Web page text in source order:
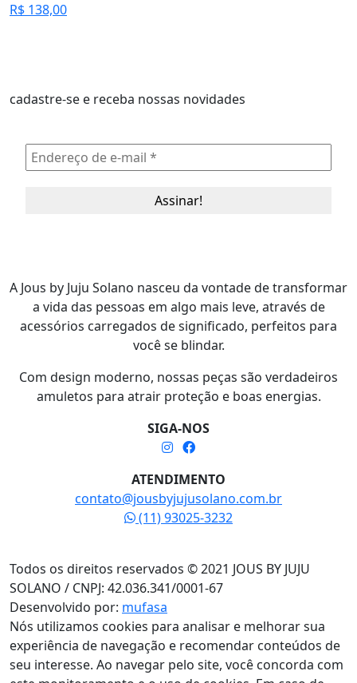
R$ 138,00
cadastre-se e receba nossas novidades
A Jous by Juju Solano nasceu da vontade de transformar
a vida das pessoas em algo mais leve, através de
acessórios carregados de significado, perfeitos para
você se blindar.
Com design moderno, nossas peças são verdadeiros
amuletos para atrair proteção e boas energias.
SIGA-NOS
ATENDIMENTO
contato@jousbyjujusolano.com.br
(11) 93025-3232
Todos os direitos reservados © 2021 JOUS BY JUJU
SOLANO / CNPJ: 42.036.341/0001-67
Desenvolvido por: mufasa
Nós utilizamos cookies para analisar e melhorar sua
experiência de navegação e recomendar conteúdos de
seu interesse. Ao navegar pelo site, você concorda com